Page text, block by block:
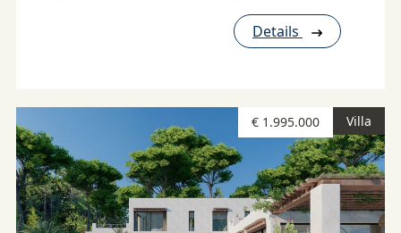
Details
Villa
€ 1.995.000